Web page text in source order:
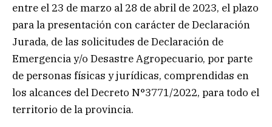
entre el 23 de marzo al 28 de abril de 2023, el plazo
para la presentación con carácter de Declaración
Jurada, de las solicitudes de Declaración de
Emergencia y/o Desastre Agropecuario, por parte
de personas físicas y jurídicas, comprendidas en
los alcances del Decreto N°3771/2022, para todo el
territorio de la provincia.